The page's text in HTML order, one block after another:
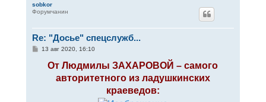
sobkor
Форумчанин
Re: "Досье" спецслужб...
С13 авг 2020, 16:10
От Людмилы ЗАХАРОВОЙ – самого
авторитетного из ладушкинских
краеведов: